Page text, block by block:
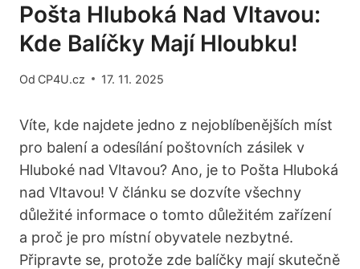
Pošta Hluboká Nad Vltavou:
Kde Balíčky Mají Hloubku!
Od CP4U.cz 17. 11. 2025
Víte, kde najdete jedno z nejoblíbenějších míst
pro balení a odesílání poštovních zásilek v
Hluboké nad Vltavou? Ano, je to Pošta Hluboká
nad Vltavou! V článku se dozvíte všechny
důležité informace o tomto důležitém zařízení
a proč je pro místní obyvatele nezbytné.
Připravte se, protože zde balíčky mají skutečně